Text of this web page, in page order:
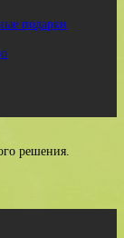
подарки
решения.